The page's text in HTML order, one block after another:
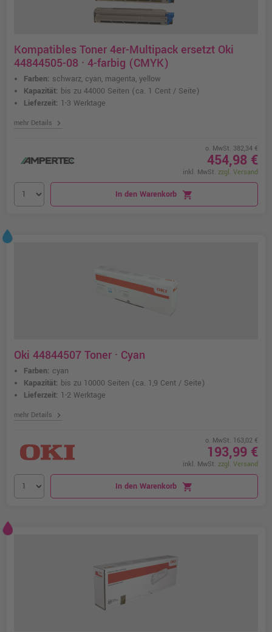
Kompatibles Toner 4er-Multipack ersetzt Oki
44844505-08 · 4-farbig (CMYK)
Farben: schwarz, cyan, magenta, yellow
Kapazität: bis zu 44000 Seiten (ca. 1 Cent / Seite)
Lieferzeit: 1-3 Werktage
mehr Details chevron_right
o. MwSt. 382,34 €
454,98 €
inkl. MwSt. zzgl. Versand
In den Warenkorb shopping_cart
Oki 44844507 Toner · Cyan
Farben: cyan
Kapazität: bis zu 10000 Seiten (ca. 1,9 Cent / Seite)
Lieferzeit: 1-2 Werktage
mehr Details chevron_right
o. MwSt. 163,02 €
193,99 €
inkl. MwSt. zzgl. Versand
In den Warenkorb shopping_cart